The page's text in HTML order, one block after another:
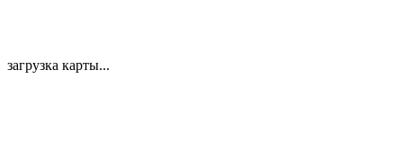
загрузка карты...